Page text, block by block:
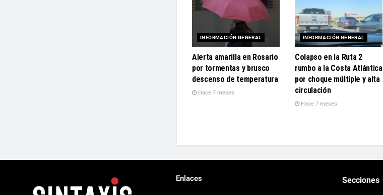
INFORMACIÓN GENERAL
Alerta amarilla en Rosario
por tormentas y brusco
descenso de temperatura
Hace 7 meses
INFORMACIÓN GENERAL
Colapso en la Ruta 2
rumbo a la Costa Atlántica
por choque múltiple y alta
circulación
Hace 7 meses
Enlaces Secciones